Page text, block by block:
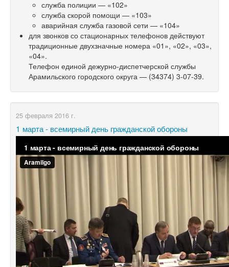
служба полиции — «102»
служба скорой помощи — «103»
аварийная служба газовой сети — «104»
для звонков со стационарных телефонов действуют
традиционные двухзначные номера «01», «02», «03»,
«04».
Телефон единой дежурно-диспетчерской службы
Арамильского городского округа — (34374) 3-07-39.
25 февраля 2016 г.
1 марта - всемирный день гражданской обороны